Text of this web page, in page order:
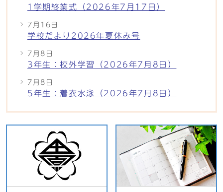
1学期終業式（2026年7月17日）
7月16日
学校だより2026年夏休み号
7月8日
3年生：校外学習（2026年7月8日）
7月8日
5年生：着衣水泳（2026年7月8日）